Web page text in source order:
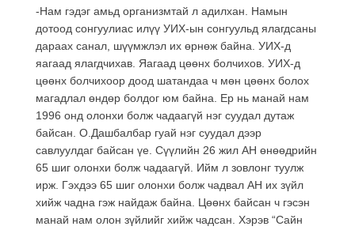
-Нам гэдэг амьд организмтай л адилхан. Намын
дотоод сонгуулиас илүү УИХ-ын сонгуульд ялагдсаны
дараах санал, шүүмжлэл их өрнөж байна. УИХ-д
яагаад ялагдчихав. Яагаад цөөнх болчихов. УИХ-д
цөөнх болчихоор доод шатандаа ч мөн цөөнх болох
магадлал өндөр болдог юм байна. Ер нь манай нам
1996 онд олонхи болж чадаагүй нэг суудал дутаж
байсан. О.Дашбалбар гуай нэг суудал дээр
савлуулдаг байсан үе. Сүүлийн 26 жил АН өнөөдрийн
65 шиг олонхи болж чадаагүй. Ийм л зовлонг туулж
ирж. Гэхдээ 65 шиг олонхи болж чадвал АН их зүйл
хийж чадна гэж найдаж байна. Цөөнх байсан ч гэсэн
манай нам олон зүйлийг хийж чадсан. Хэрэв “Сайн